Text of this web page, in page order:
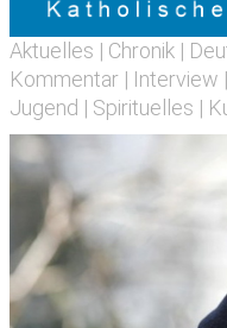
Aktuelles | Chronik |
Kommentar | Interview |
Jugend | Spirituelles |